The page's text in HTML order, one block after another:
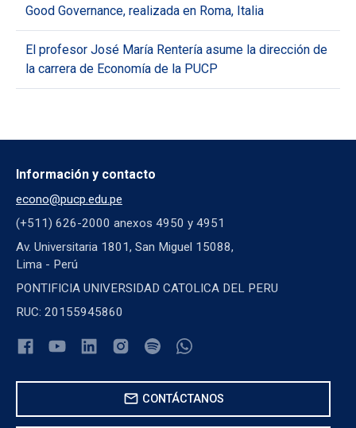
Good Governance, realizada en Roma, Italia
El profesor José María Rentería asume la dirección de
la carrera de Economía de la PUCP
Información y contacto
econo@pucp.edu.pe
(+511) 626-2000 anexos 4950 y 4951
Av. Universitaria 1801, San Miguel 15088,
Lima - Perú
PONTIFICIA UNIVERSIDAD CATOLICA DEL PERU
RUC: 20155945860
mail CONTÁCTANOS